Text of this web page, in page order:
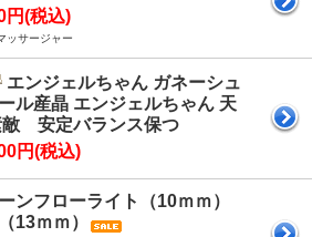
円(税込)
ッサージャー
エンジェルちゃん ガネーシュ
ル産晶 エンジェルちゃん 天
敵 安定バランス保つ
円(税込)
ンフローライト（10ｍｍ）
13ｍｍ）